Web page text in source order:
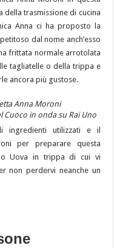
della trasmissione di cucina
Anna ci ha proposto la
dal nome anch’esso
frittata normale arrotolata
tagliatelle o della trippa e
ancora più gustose.
Cuoco in onda su Rai Uno
ingredienti utilizzati e il
per preparare questa
Uova in trippa di cui vi
non perdervi neanche un